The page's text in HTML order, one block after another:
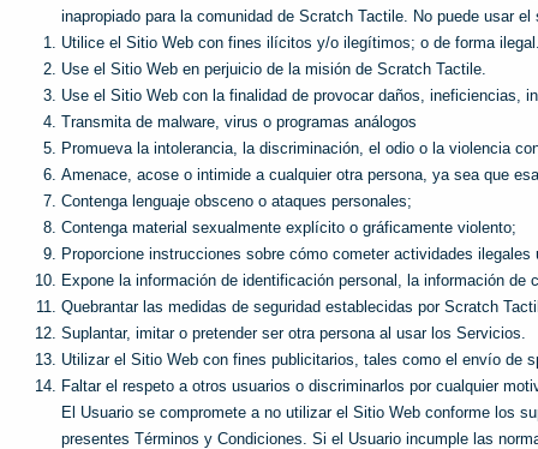
inapropiado para la comunidad de Scratch Tactile. No puede usar
Utilice el Sitio Web con fines ilícitos y/o ilegítimos; o de forma
Use el Sitio Web en perjuicio de la misión de Scratch Tactile.
Use el Sitio Web con la finalidad de provocar daños, ineficiencias,
Transmita de malware, virus o programas análogos
Promueva la intolerancia, la discriminación, el odio o la violencia
Amenace, acose o intimide a cualquier otra persona, ya sea que
Contenga lenguaje obsceno o ataques personales;
Contenga material sexualmente explícito o gráficamente violento;
Proporcione instrucciones sobre cómo cometer actividades
Expone la información de identificación personal, la información
Quebrantar las medidas de seguridad establecidas por Scratch
Suplantar, imitar o pretender ser otra persona al usar los Servicios.
Utilizar el Sitio Web con fines publicitarios, tales como el envío de
Faltar el respeto a otros usuarios o discriminarlos por cualquier
El Usuario se compromete a no utilizar el Sitio Web conforme los
presentes Términos y Condiciones. Si el Usuario incumple las